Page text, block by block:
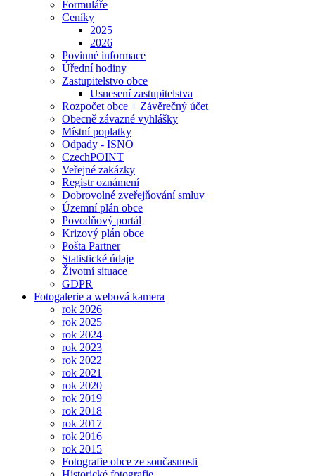
Formuláře
Ceníky
2025
2026
Povinné informace
Úřední hodiny
Zastupitelstvo obce
Usnesení zastupitelstva
Rozpočet obce + Závěrečný účet
Obecně závazné vyhlášky
Místní poplatky
Odpady - ISNO
CzechPOINT
Veřejné zakázky
Registr oznámení
Dobrovolné zveřejňování smluv
Územní plán obce
Povodňový portál
Krizový plán obce
Pošta Partner
Statistické údaje
Životní situace
GDPR
Fotogalerie a webová kamera
rok 2026
rok 2025
rok 2024
rok 2023
rok 2022
rok 2021
rok 2020
rok 2019
rok 2018
rok 2017
rok 2016
rok 2015
Fotografie obce ze současnosti